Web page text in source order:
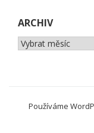
ARCHIV
Archiv
Používáme